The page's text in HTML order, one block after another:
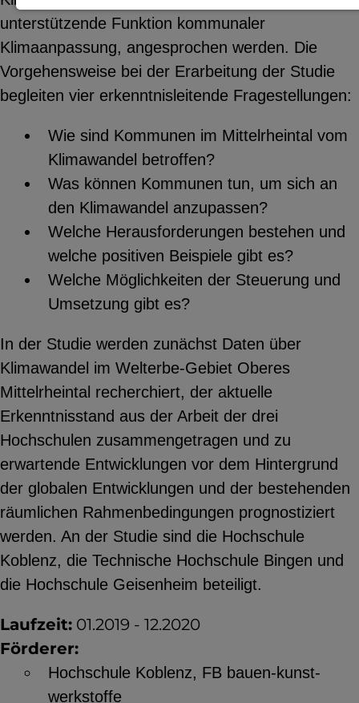
unterstützende Funktion kommunaler
Klimaanpassung, angesprochen werden. Die
Vorgehensweise bei der Erarbeitung der Studie
begleiten vier erkenntnisleitende Fragestellungen:
Wie sind Kommunen im Mittelrheintal vom
Klimawandel betroffen?
Was können Kommunen tun, um sich an
den Klimawandel anzupassen?
Welche Herausforderungen bestehen und
welche positiven Beispiele gibt es?
Welche Möglichkeiten der Steuerung und
Umsetzung gibt es?
In der Studie werden zunächst Daten über
Klimawandel im Welterbe-Gebiet Oberes
Mittelrheintal recherchiert, der aktuelle
Erkenntnisstand aus der Arbeit der drei
Hochschulen zusammengetragen und zu
erwartende Entwicklungen vor dem Hintergrund
der globalen Entwicklungen und der bestehenden
räumlichen Rahmenbedingungen prognostiziert
werden. An der Studie sind die Hochschule
Koblenz, die Technische Hochschule Bingen und
die Hochschule Geisenheim beteiligt.
Laufzeit: 01.2019 - 12.2020
Förderer:
Hochschule Koblenz, FB bauen-kunst-
werkstoffe
Notwendige Cookies zur Session-
Verwaltung und für die generelle
Funktionalität der Seite (immer
notwendig).
EXTERNE MEDIEN
Seitenspezifische Erfassung von
Benutzerdaten durch
Drittanbieter, bspw. über das
Einbinden externer Videos,
Standortdaten oder
Stellenanzeigen.
YouTube
ChatBot